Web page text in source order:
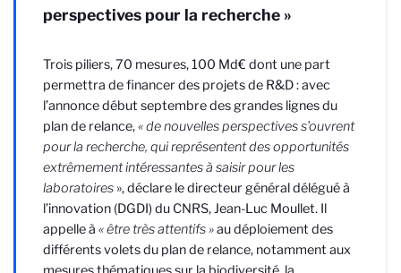
perspectives pour la recherche »
Trois piliers, 70 mesures, 100 Md€ dont une part
permettra de financer des projets de R&D : avec
l’annonce début septembre des grandes lignes du
plan de relance,« de nouvelles perspectives s’ouvrent
pour la recherche, qui représentent des opportunités
extrêmement intéressantes à saisir pour les
laboratoires », déclare le directeur général délégué à
l’innovation (DGDI) du CNRS, Jean-Luc Moullet. Il
appelle à « être très attentifs »au déploiement des
différents volets du plan de relance, notamment aux